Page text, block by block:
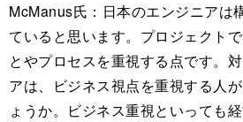
McManus氏：日本のエンジニアは
ていると思います。プロジェクト
とやプロセスを重視する点です。
アは、ビジネス視点を重視する人
ょうか。ビジネス重視といっても